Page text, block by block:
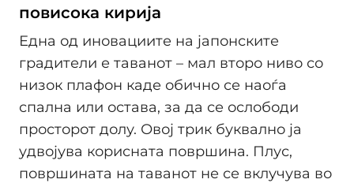
повисока кирија
Една од иновациите на јапонските
градители е таванот – мал второ ниво со
низок плафон каде обично се наоѓа
спална или остава, за да се ослободи
просторот долу. Овој трик буквално ја
удвојува корисната површина. Плус,
површината на таванот не се вклучува во